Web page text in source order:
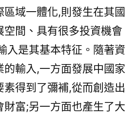
區域一體化,則發生在其國
空間、具有很多投資機會
入是其基本特征。隨著資
的輸入,一方面發展中國家
素得到了彌補,從而創造出
財富;另一方面也產生了大